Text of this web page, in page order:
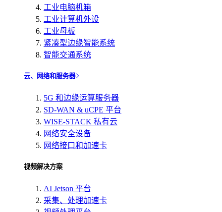
工业电脑机箱
工业计算机外设
工业母板
紧凑型边缘智能系统
智能交通系统
云、网络和服务器
5G 和边缘运算服务器
SD-WAN & uCPE 平台
WISE-STACK 私有云
网络安全设备
网络接口和加速卡
视频解决方案
AI Jetson 平台
采集、处理加速卡